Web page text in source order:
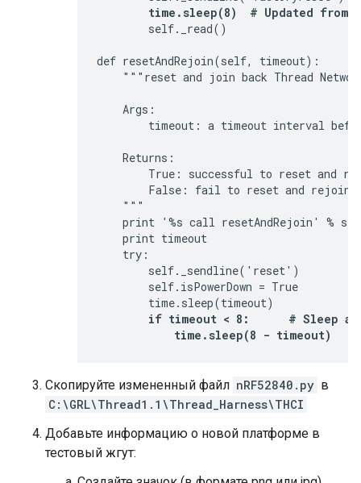
time.sleep(8)  # Updated from
        self._read()
def resetAndRejoin(self, timeout):
"""reset and join back Thread
    Args:
timeout: a timeout interval
    Returns:
True: successful to reset and
False: fail to reset and rejoin
    """
print '%s call resetAndRejoin' %
    print timeout
    try:
        self._sendline('reset')
        self.isPowerDown = True
        time.sleep(timeout)
if timeout < 8:      # Sleep a
            time.sleep(8 - timeout)
Скопируйте измененный файл nRF52840.py в
C:\GRL\Thread1.1\Thread_Harness\THCI
Добавьте информацию о новой платформе в
тестовый жгут: